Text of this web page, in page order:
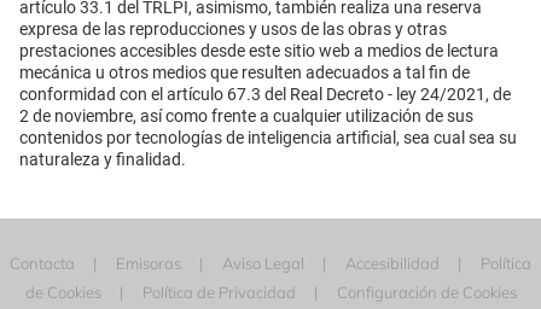
artículo 33.1 del TRLPI, asimismo, también realiza una reserva
expresa de las reproducciones y usos de las obras y otras
prestaciones accesibles desde este sitio web a medios de lectura
mecánica u otros medios que resulten adecuados a tal fin de
conformidad con el artículo 67.3 del Real Decreto - ley 24/2021, de
2 de noviembre, así como frente a cualquier utilización de sus
contenidos por tecnologías de inteligencia artificial, sea cual sea su
naturaleza y finalidad.
Contacta Emisoras Aviso Legal Accesibilidad
Política
de Cookies
Política de Privacidad Configuración de Cookies